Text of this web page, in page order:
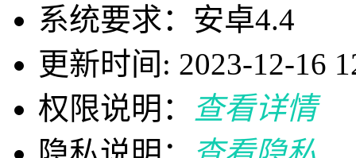
系统要求：安卓4.4
更新时间: 2023-12-16
权限说明：
查看详情